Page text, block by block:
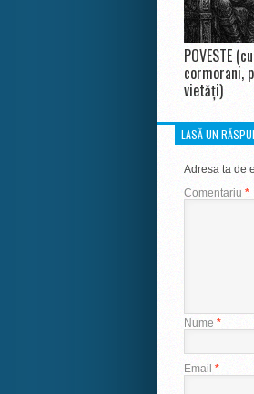
POVESTE
cormorani,
vietăți)
LASĂ UN
Adresa ta de
Comentariu*
Nume*
Email*